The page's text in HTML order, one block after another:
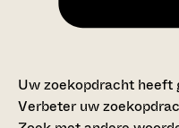
Uw zoekopdracht heeft
Verbeter uw